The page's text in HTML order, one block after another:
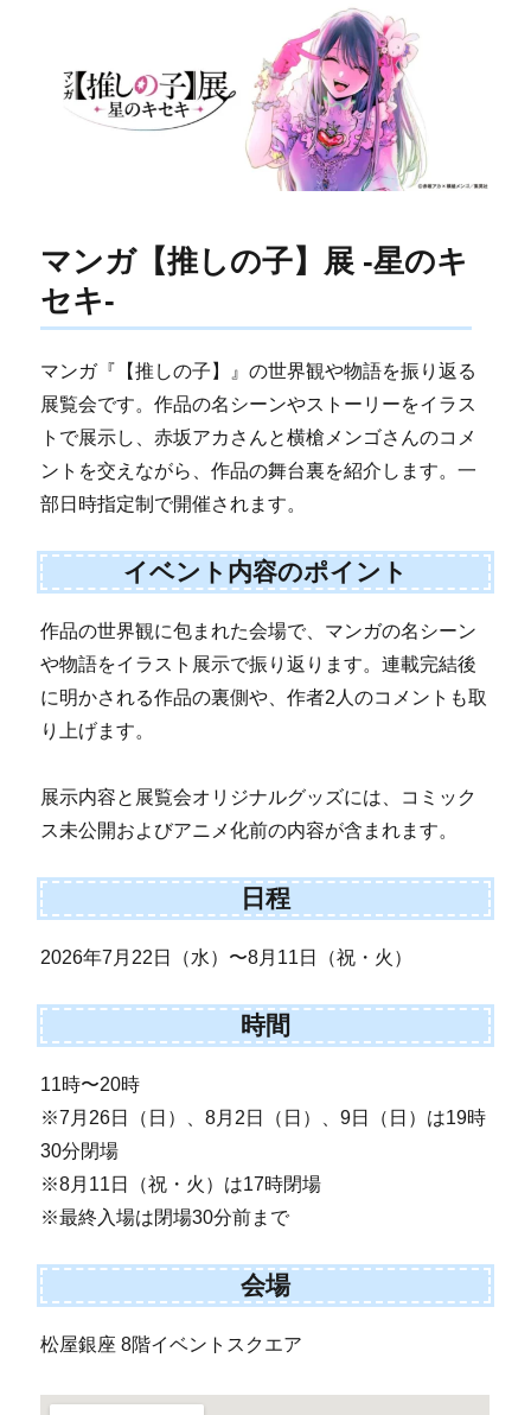
マンガ【推しの子】展 -星のキ
セキ-
マンガ『【推しの子】』の世界観や物語を振り返る
展覧会です。作品の名シーンやストーリーをイラス
トで展示し、赤坂アカさんと横槍メンゴさんのコメ
ントを交えながら、作品の舞台裏を紹介します。一
部日時指定制で開催されます。
イベント内容のポイント
作品の世界観に包まれた会場で、マンガの名シーン
や物語をイラスト展示で振り返ります。連載完結後
に明かされる作品の裏側や、作者2人のコメントも取
り上げます。
展示内容と展覧会オリジナルグッズには、コミック
ス未公開およびアニメ化前の内容が含まれます。
日程
2026年7月22日（水）〜8月11日（祝・火）
時間
11時〜20時
※7月26日（日）、8月2日（日）、9日（日）は19時
30分閉場
※8月11日（祝・火）は17時閉場
※最終入場は閉場30分前まで
会場
松屋銀座 8階イベントスクエア